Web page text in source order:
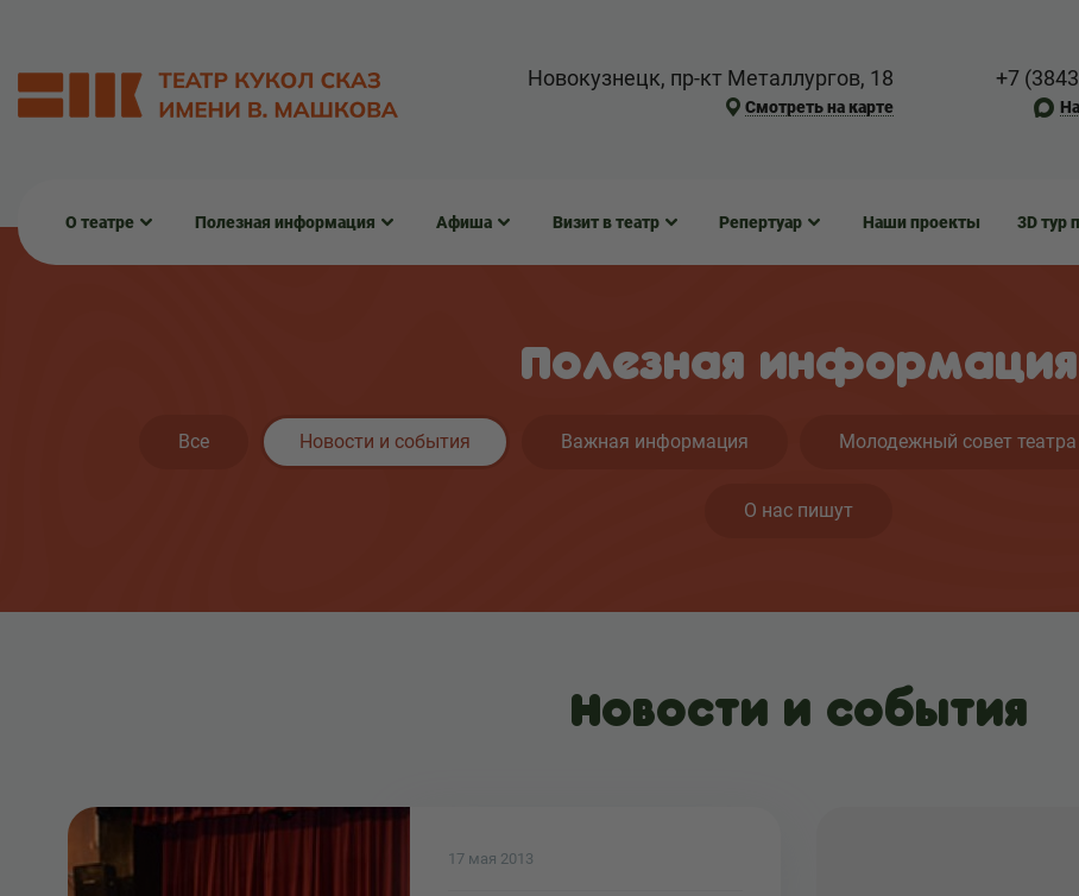
Новокузнецк, пр-кт Металлургов, 18
Смотреть на карте
+7
О театре Полезная информация Афиша Визит в театр Репертуар Наши проекты 3D тур
Полезная информация
Все Новости и события Важная информация Молодежный совет театра
О нас пишут
Новости и события
17 мая 2013